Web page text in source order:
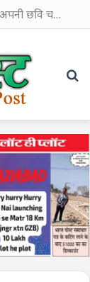
योगी पर अखिलेश का हमला जनता के टैक्स से अपनी छवि चमकाने में किया खर्च